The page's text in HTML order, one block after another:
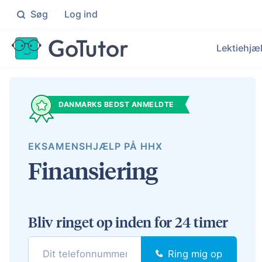
Søg Log ind
DANMARKS BEDST ANMELDTE
EKSAMENSHJÆLP PÅ HHX
Finansiering
Bliv ringet op inden for 24 timer
Ring mig op